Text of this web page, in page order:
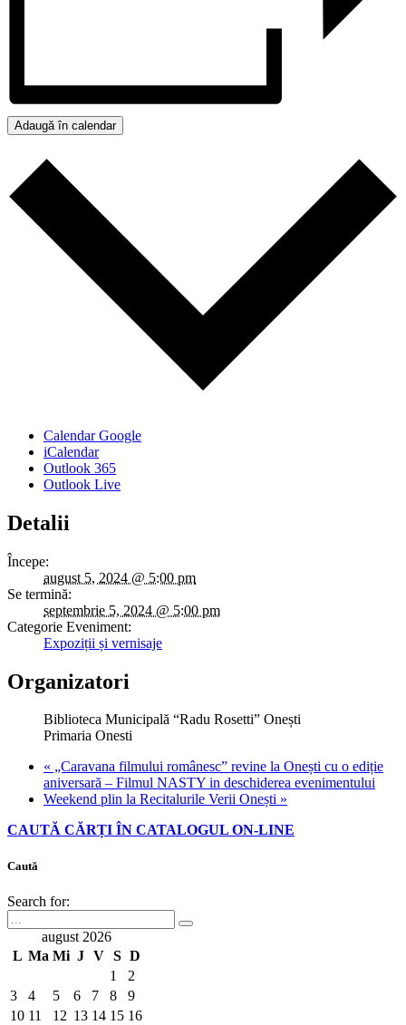
Adaugă în calendar
Calendar Google
iCalendar
Outlook 365
Outlook Live
Detalii
Începe:
august 5, 2024 @ 5:00 pm
Se termină:
septembrie 5, 2024 @ 5:00 pm
Categorie Eveniment:
Expoziții și vernisaje
Organizatori
Biblioteca Municipală “Radu Rosetti” Onești
Primaria Onesti
« „Caravana filmului românesc” revine la Onești cu o ediție
aniversară – Filmul NASTY in deschiderea evenimentului
Weekend plin la Recitalurile Verii Onești »
CAUTĂ CĂRȚI ÎN CATALOGUL ON-LINE
Caută
Search for:
august 2026
L Ma Mi J V S D
1
2
3
4 5 6 7 8
9
10 11 12 13 14 15 16